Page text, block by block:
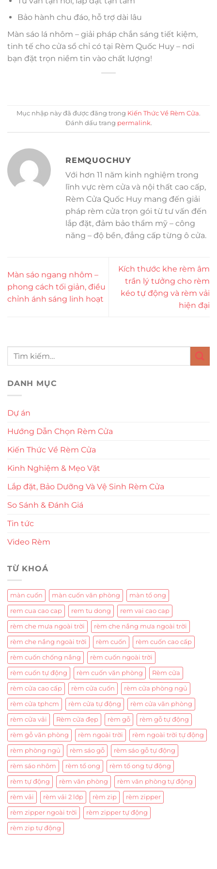
Bảo hành chu đáo, hỗ trợ dài lâu
Màn sáo lá nhôm – giải pháp chắn sáng tiết kiệm,
tinh tế cho cửa sổ chỉ có tại Rèm Quốc Huy – nơi
bạn đặt trọn niềm tin vào chất lượng!
Mục nhập này đã được đăng trong Kiến Thức Về Rèm Cửa.
Đánh dấu trang permalink.
REMQUOCHUY
Với hơn 11 năm kinh nghiệm trong
lĩnh vực rèm cửa và nội thất cao cấp,
Rèm Cửa Quốc Huy mang đến giải
pháp rèm cửa trọn gói từ tư vấn đến
lắp đặt, đảm bảo thẩm mỹ – công
năng – độ bền, đẳng cấp từng ô cửa.
Màn sáo ngang nhôm –
phong cách tối giản, điều
chỉnh ánh sáng linh hoạt
Kích thước khe rèm âm
trần lý tưởng cho rèm
kéo tự động và rèm vải
hiện đại
DANH MỤC
Dự án
Hướng Dẫn Chọn Rèm Cửa
Kiến Thức Về Rèm Cửa
Kinh Nghiệm & Mẹo Vặt
Lắp đặt, Bảo Dưỡng Và Vệ Sinh Rèm Cửa
So Sánh & Đánh Giá
Tin tức
Video Rèm
TỪ KHOÁ
màn cuốn màn cuốn văn phòng màn tổ ong
rem cua cao cap rem tu dong rem vai cao cap
rèm che mưa ngoài trời rèm che nắng mưa ngoài trời
rèm che nắng ngoài trời rèm cuốn rèm cuốn cao cấp
rèm cuốn chống nắng rèm cuốn ngoài trời
rèm cuốn tự động rèm cuốn văn phòng Rèm cửa
rèm cửa cao cấp rèm cửa cuốn rèm cửa phòng ngủ
rèm cửa tphcm rèm cửa tự động rèm cửa văn phòng
rèm cửa vải Rèm cửa đẹp rèm gỗ rèm gỗ tự động
rèm gỗ văn phòng rèm ngoài trời rèm ngoài trời tự động
rèm phòng ngủ rèm sáo gỗ rèm sáo gỗ tự động
rèm sáo nhôm rèm tổ ong rèm tổ ong tự động
rèm tự động rèm văn phòng rèm văn phòng tự động
rèm vải rèm vải 2 lớp rèm zip rèm zipper
rèm zipper ngoài trời rèm zipper tự động
rèm zip tự động